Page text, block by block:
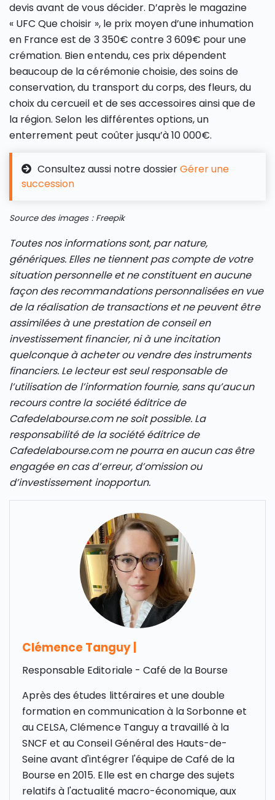
devis avant de vous décider. D’après le magazine
« UFC Que choisir », le prix moyen d’une inhumation
en France est de 3 350€ contre 3 609€ pour une
crémation. Bien entendu, ces prix dépendent
beaucoup de la cérémonie choisie, des soins de
conservation, du transport du corps, des fleurs, du
choix du cercueil et de ses accessoires ainsi que de
la région. Selon les différentes options, un
enterrement peut coûter jusqu’à 10 000€.
Consultez aussi notre dossierGérer une
succession
Source des images : Freepik
Toutes nos informations sont, par nature,
génériques. Elles ne tiennent pas compte de votre
situation personnelle et ne constituent en aucune
façon des recommandations personnalisées en vue
de la réalisation de transactions et ne peuvent être
assimilées à une prestation de conseil en
investissement financier, ni à une incitation
quelconque à acheter ou vendre des instruments
financiers. Le lecteur est seul responsable de
l’utilisation de l’information fournie, sans qu’aucun
recours contre la société éditrice de
Cafedelabourse.com ne soit possible. La
responsabilité de la société éditrice de
Cafedelabourse.com ne pourra en aucun cas être
engagée en cas d’erreur, d’omission ou
d’investissement inopportun.
Clémence Tanguy
Responsable Editoriale - Café de la Bourse
Après des études littéraires et une double
formation en communication à la Sorbonne et
au CELSA, Clémence Tanguy a travaillé à la
SNCF et au Conseil Général des Hauts-de-
Seine avant d'intégrer l'équipe de Café de la
Bourse en 2015. Elle est en charge des sujets
relatifs à l'actualité macro-économique, aux